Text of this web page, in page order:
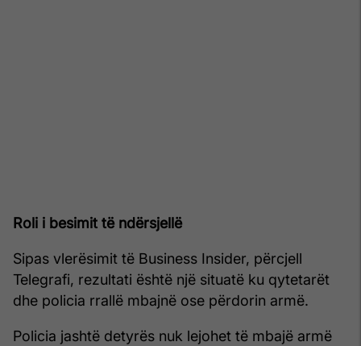
Roli i besimit të ndërsjellë
Sipas vlerësimit të Business Insider, përcjell
Telegrafi, rezultati është një situatë ku qytetarët
dhe policia rrallë mbajnë ose përdorin armë.
Policia jashtë detyrës nuk lejohet të mbajë armë